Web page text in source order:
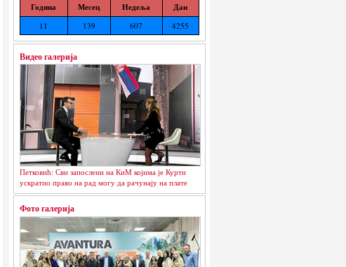
Година Месец Недеља Дан
11 139 607 4255
Видео галерија
Петковић: Сви запослени на КиМ којима је Курти
ускратио право на рад могу да рачунају на плате
Фото галерија